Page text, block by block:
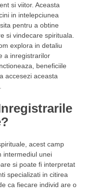
si viitor. Aceasta
in intelepciunea
pentru a obtine
si vindecare spirituala.
explora in detaliu
a inregistrarilor
beneficiile
accesezi aceasta
acest camp
intermediul unei
si poate fi interpretat
specializati in citirea
ca fiecare individ are o